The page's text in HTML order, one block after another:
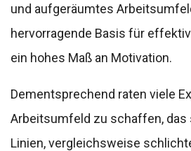
und aufgeräumtes
hervorragende Basis für
ein hohes Maß an Motivation.
Dementsprechend raten viele
Arbeitsumfeld zu schaffen, das
Linien, vergleichsweise